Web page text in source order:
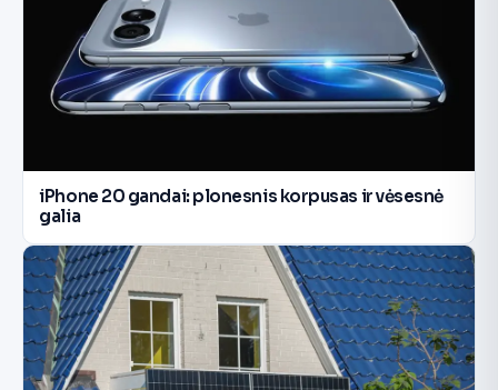
iPhone 20 gandai: plonesnis korpusas ir vėsesnė
galia